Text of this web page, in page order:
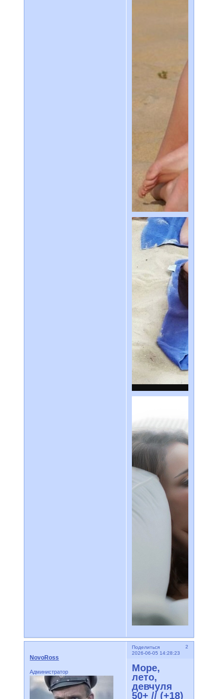
Поделиться
2
2026-06-05 14:28:23
NovoRoss
Администратор
Море,
лето,
девчуля
50+ // (+18)